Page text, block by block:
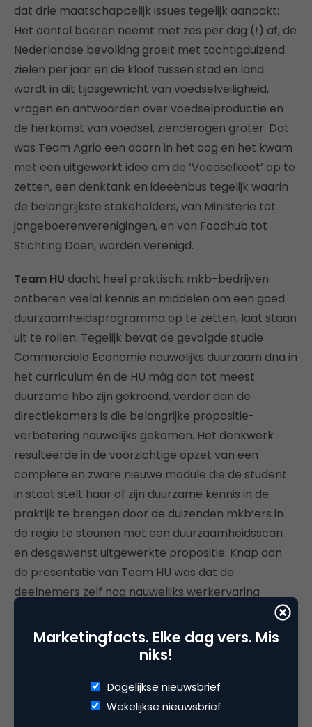
dat drie maatschappelijk issues tegelijk aanpakt:
Het aantal boeren neemt met zes per dag (!) af, de
Nederlandse bevolking groeit met tachtigduizend
zielen per jaar en de kloof tussen stad en land
wordt in dit tijdsgewricht van voedselveiligheid,
vragen en antwoorden over voedselproductie en
de herkomst van voedsel, zienderogen groter. Dat
was Team Agrio een doorn in het oog en het kwam
met een uitgewerkt idee om de ‘Voedselkeet’ op te
zetten, een denktank en ideeënbus tegelijk waarin
de belangrijkste stakeholders, van Ministerie tot
jongeboerenverenigingen, en van Foodhub tot
Stichting Doen, worden verenigd.
Team HU dacht heel praktisch: mkb-bedrijven
ontberen veelal kennis en middelen om een goed
duurzaamheidsprogramma op te zetten, laat staan
uit te rollen. Tegelijk bevat de gevolgde studie
Commerciële Economie nauwelijks duurzaam dna in
het curriculum én de HU mág dan tot meest
duurzame hbo zijn gekroond, verder dan de
directiekamers is die belangrijke propositie-
verbetering nauwelijks gekomen. Het denkwerk
resulteerde in de voorzichtige opzet van een
complete en zware nieuwe module die de student
in staat stelt haar of zijn duurzame kennis in de
praktijk te brengen door de duizenden mkb’ers in
de regio te steunen met een duurzaamheidsscan
en desgewenst uitgewerkte propositie. Knap aan
de presentatie van Team HU was dat de
deelnemers zelf nog nauwelijks werkervaring
hadden, maar alvast bezig gingen met het oplossen
van issues onder de ondernemers die ze met hun
verse kennis het best kunnen bijstaan.
Team Deloittetenslotte bedacht een slimme
manier om Impact that Matters te maken. Het
Marketingfacts. Elke dag vers. Mis
niks!
Dagelijkse nieuwsbrief
Wekelijkse nieuwsbrief